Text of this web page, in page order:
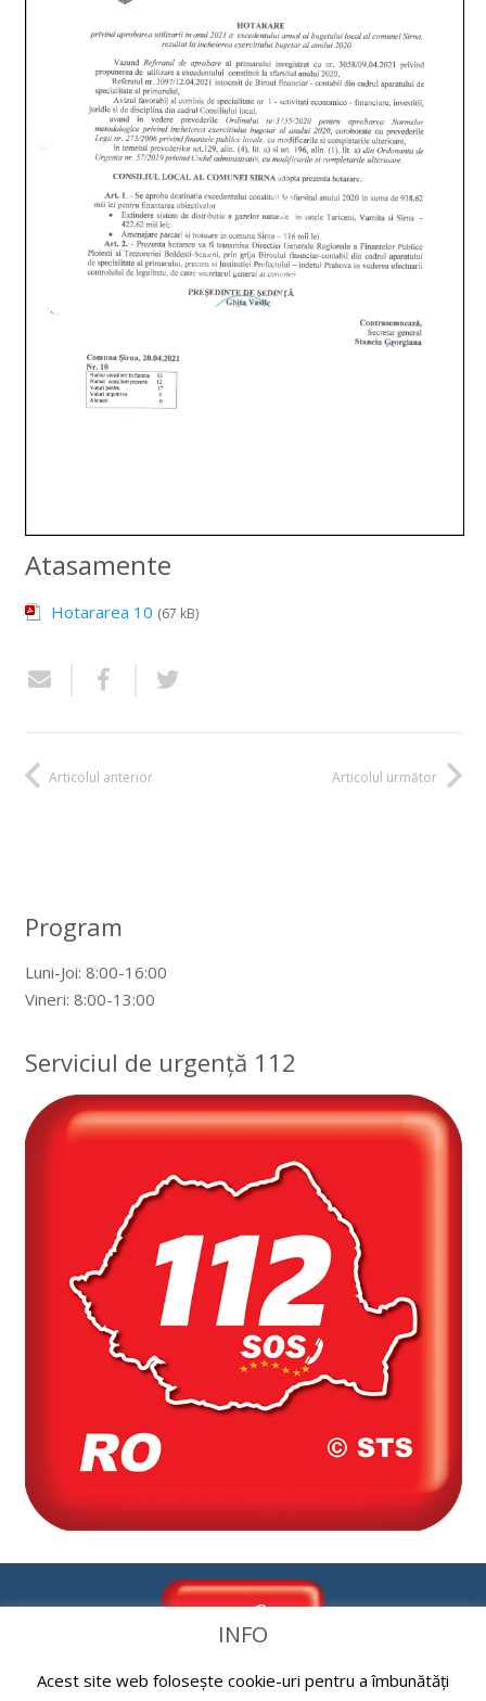
Atasamente
Hotararea 10 (67 kB)
Articolul anterior Articolul următor
Program
Luni-Joi: 8:00-16:00
Vineri: 8:00-13:00
Serviciul de urgență 112
INFO
Acest site web folosește cookie-uri pentru a îmbunătăți